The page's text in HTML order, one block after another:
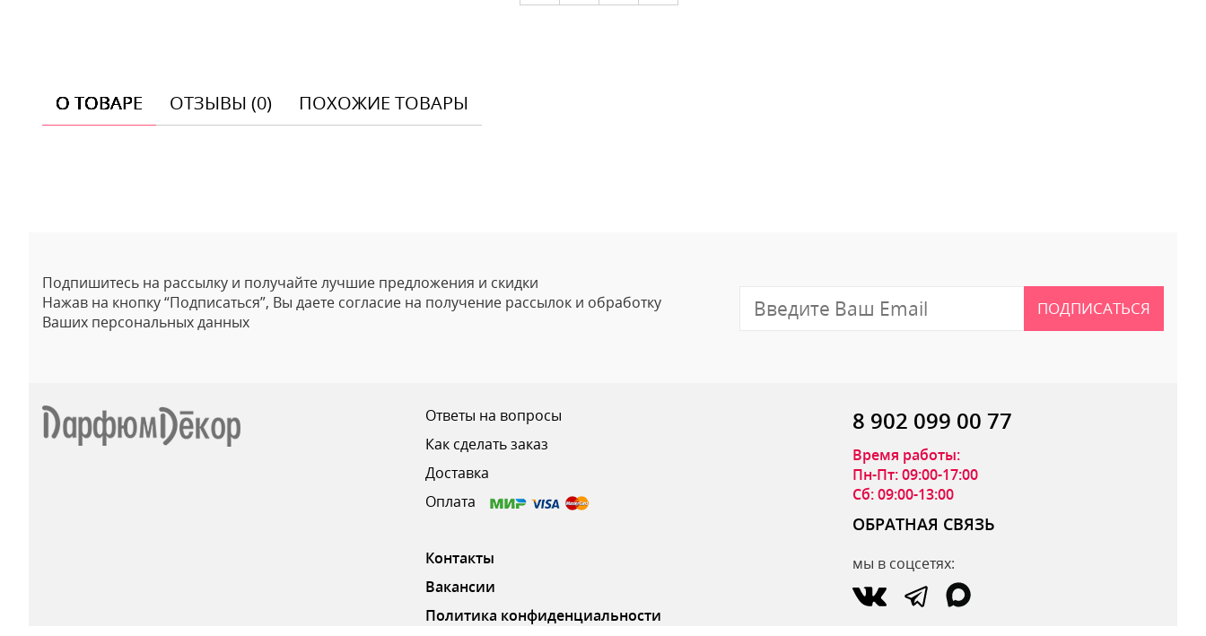
О ТОВАРЕ ОТЗЫВЫ (0) ПОХОЖИЕ ТОВАРЫ
ОТПРАВИТЬ ОТЗЫВ
Подпишитесь на рассылку и получайте лучшие предложения и скидки
Нажав на кнопку “Подписаться”, Вы даете согласие на получение рассылок и обработку
Ваших персональных данных
ПОДПИСАТЬСЯ
Ответы на вопросы
Как сделать заказ
Доставка
Оплата
Контакты
Вакансии
Политика конфиденциальности
8 902 099 00 77
Время работы:
Пн-Пт: 09:00-17:00
Сб: 09:00-13:00
ОБРАТНАЯ СВЯЗЬ
мы в соцсетях: